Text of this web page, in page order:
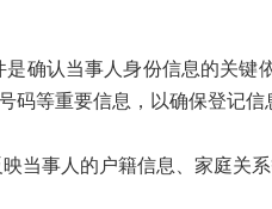
认当事人身份信息的关键
码等重要信息，以确保登记信
事人的户籍信息、家庭关系